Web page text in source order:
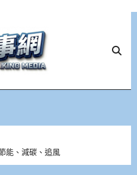
能、減碳、追風